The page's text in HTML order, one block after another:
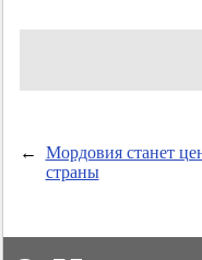
←
Мордовия станет
страны